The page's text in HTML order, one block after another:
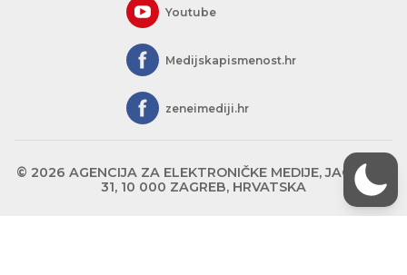
Youtube
Medijskapismenost.hr
zeneimediji.hr
© 2026 AGENCIJA ZA ELEKTRONIČKE MEDIJE, JAGIĆEVA
31, 10 000 ZAGREB, HRVATSKA